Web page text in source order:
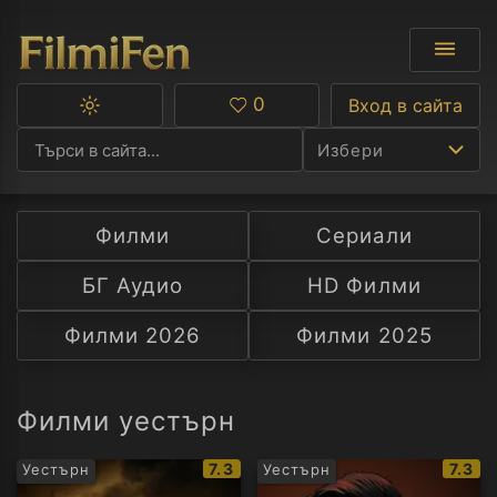
Избери
Ф
С
А
Превключване
тъмна
тема
Любими
0 Вход в сайта
Филми
Сериали
БГ Аудио
HD Филми
Филми 2026
Филми 2025
Филми уестърн
Уестърн
IMDb
рейтинг:
7.3 Уестърн
IMDb
7.3